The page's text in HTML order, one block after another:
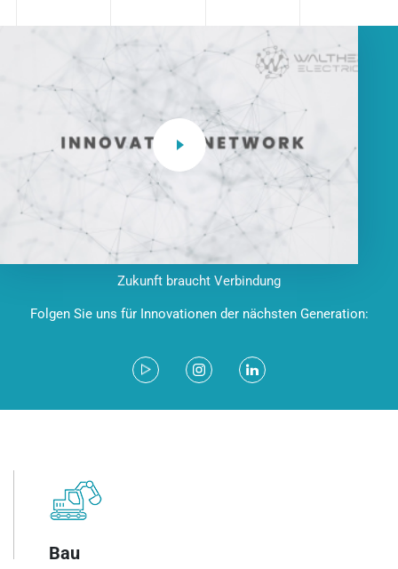
Zukunft braucht Verbindung
Folgen Sie uns für Innovationen der nächsten Generation:
Bau